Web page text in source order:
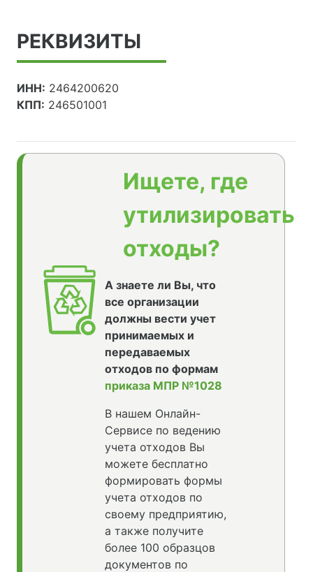
РЕКВИЗИТЫ
ИНН: 2464200620
КПП: 246501001
Ищете, где
утилизировать
отходы?
А знаете ли Вы, что
все организации
должны вести учет
принимаемых и
передаваемых
отходов по формам
приказа МПР №1028
В нашем Онлайн-
Сервисе по ведению
учета отходов Вы
можете бесплатно
формировать формы
учета отходов по
своему предприятию,
а также получите
более 100 образцов
документов по